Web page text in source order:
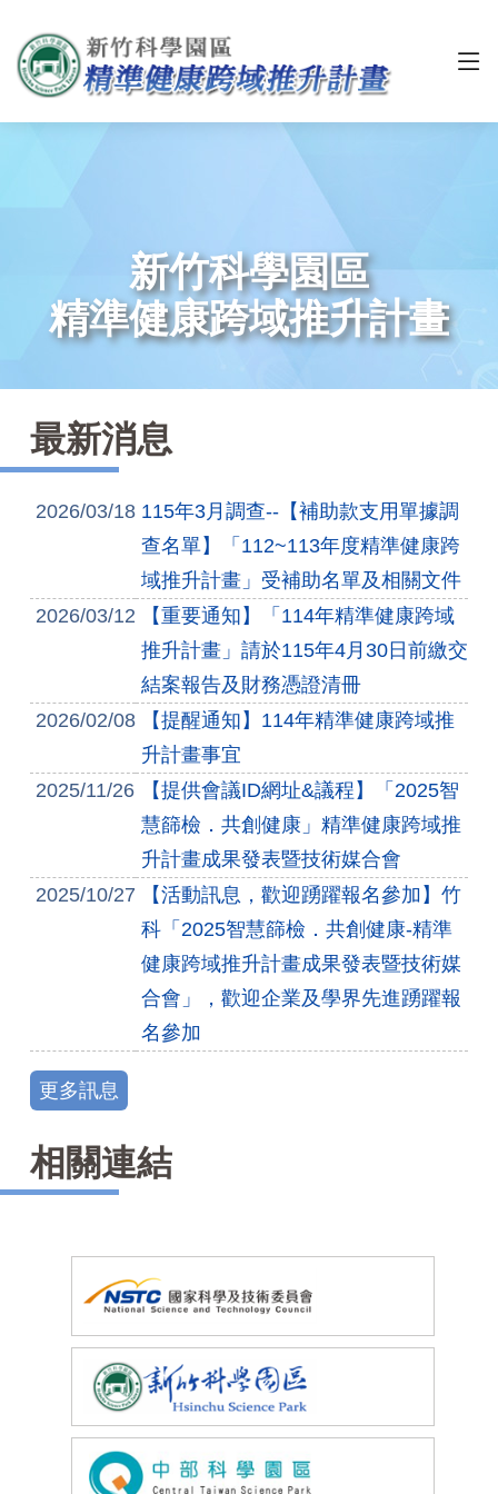
新竹科學園區
精準健康跨域推升計畫
最新消息
2026/03/18 115年3月調查--【補助款支用單據調
查名單】「112~113年度精準健康跨
域推升計畫」受補助名單及相關文件
2026/03/12
【重要通知】「114年精準健康跨域
推升計畫」請於115年4月30日前繳交
結案報告及財務憑證清冊
2026/02/08
【提醒通知】114年精準健康跨域推
升計畫事宜
2025/11/26
【提供會議ID網址&議程】「2025智
慧篩檢．共創健康」精準健康跨域推
升計畫成果發表暨技術媒合會
2025/10/27
【活動訊息，歡迎踴躍報名參加】竹
科「2025智慧篩檢．共創健康-精準
健康跨域推升計畫成果發表暨技術媒
合會」，歡迎企業及學界先進踴躍報
名參加
更多訊息
相關連結